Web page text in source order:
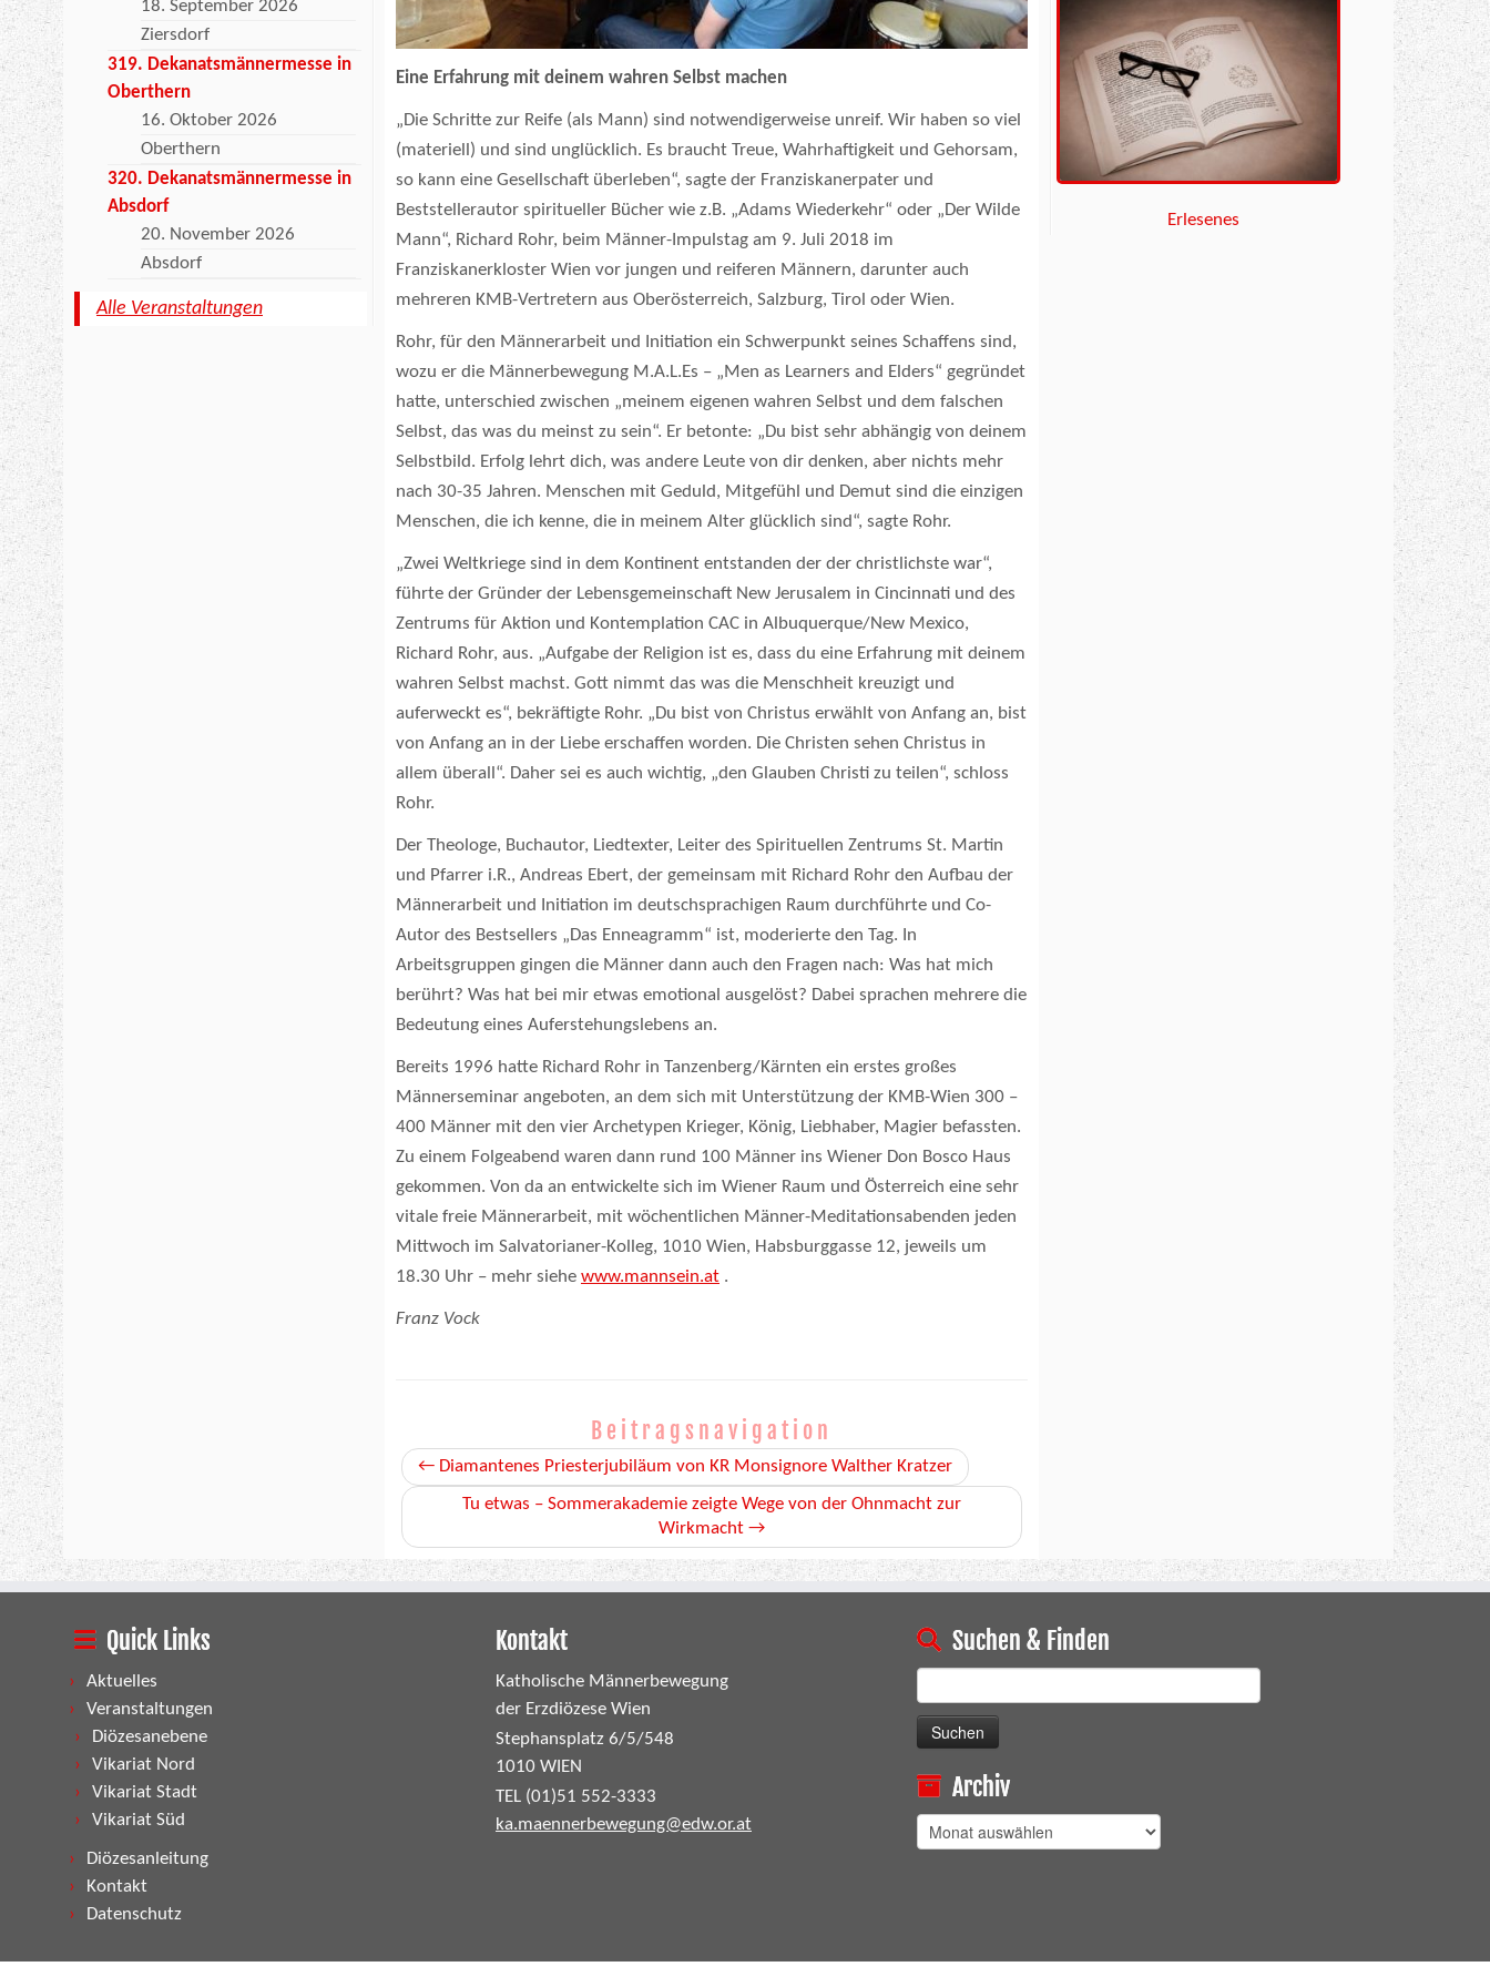
18. September 2026
Ziersdorf
319. Dekanatsmännermesse in
Oberthern
16. Oktober 2026
Oberthern
320. Dekanatsmännermesse in
Absdorf
20. November 2026
Absdorf
Alle Veranstaltungen
Eine Erfahrung mit deinem wahren Selbst machen
„Die Schritte zur Reife (als Mann) sind notwendigerweise unreif. Wir haben so viel
(materiell) und sind unglücklich. Es braucht Treue, Wahrhaftigkeit und Gehorsam,
so kann eine Gesellschaft überleben“, sagte der Franziskanerpater und
Beststellerautor spiritueller Bücher wie z.B. „Adams Wiederkehr“ oder „Der Wilde
Mann“, Richard Rohr, beim Männer-Impulstag am 9. Juli 2018 im
Franziskanerkloster Wien vor jungen und reiferen Männern, darunter auch
mehreren KMB-Vertretern aus Oberösterreich, Salzburg, Tirol oder Wien.
Rohr, für den Männerarbeit und Initiation ein Schwerpunkt seines Schaffens sind,
wozu er die Männerbewegung M.A.L.Es – „Men as Learners and Elders“ gegründet
hatte, unterschied zwischen „meinem eigenen wahren Selbst und dem falschen
Selbst, das was du meinst zu sein“. Er betonte: „Du bist sehr abhängig von deinem
Selbstbild. Erfolg lehrt dich, was andere Leute von dir denken, aber nichts mehr
nach 30-35 Jahren. Menschen mit Geduld, Mitgefühl und Demut sind die einzigen
Menschen, die ich kenne, die in meinem Alter glücklich sind“, sagte Rohr.
„Zwei Weltkriege sind in dem Kontinent entstanden der der christlichste war“,
führte der Gründer der Lebensgemeinschaft New Jerusalem in Cincinnati und des
Zentrums für Aktion und Kontemplation CAC in Albuquerque/New Mexico,
Richard Rohr, aus. „Aufgabe der Religion ist es, dass du eine Erfahrung mit deinem
wahren Selbst machst. Gott nimmt das was die Menschheit kreuzigt und
auferweckt es“, bekräftigte Rohr. „Du bist von Christus erwählt von Anfang an, bist
von Anfang an in der Liebe erschaffen worden. Die Christen sehen Christus in
allem überall“. Daher sei es auch wichtig, „den Glauben Christi zu teilen“, schloss
Rohr.
Der Theologe, Buchautor, Liedtexter, Leiter des Spirituellen Zentrums St. Martin
und Pfarrer i.R., Andreas Ebert, der gemeinsam mit Richard Rohr den Aufbau der
Männerarbeit und Initiation im deutschsprachigen Raum durchführte und Co-
Autor des Bestsellers „Das Enneagramm“ ist, moderierte den Tag. In
Arbeitsgruppen gingen die Männer dann auch den Fragen nach: Was hat mich
berührt? Was hat bei mir etwas emotional ausgelöst? Dabei sprachen mehrere die
Bedeutung eines Auferstehungslebens an.
Bereits 1996 hatte Richard Rohr in Tanzenberg/Kärnten ein erstes großes
Männerseminar angeboten, an dem sich mit Unterstützung der KMB-Wien 300 –
400 Männer mit den vier Archetypen Krieger, König, Liebhaber, Magier befassten.
Zu einem Folgeabend waren dann rund 100 Männer ins Wiener Don Bosco Haus
gekommen. Von da an entwickelte sich im Wiener Raum und Österreich eine sehr
vitale freie Männerarbeit, mit wöchentlichen Männer-Meditationsabenden jeden
Mittwoch im Salvatorianer-Kolleg, 1010 Wien, Habsburggasse 12, jeweils um
18.30 Uhr – mehr siehe www.mannsein.at .
Franz Vock
Beitragsnavigation
← Diamantenes Priesterjubiläum von KR Monsignore Walther Kratzer
Tu etwas – Sommerakademie zeigte Wege von der Ohnmacht zur
Wirkmacht →
Erlesenes
Quick Links
Aktuelles
Veranstaltungen
Diözesanebene
Vikariat Nord
Vikariat Stadt
Vikariat Süd
Diözesanleitung
Kontakt
Datenschutz
Kontakt
Katholische Männerbewegung
der Erzdiözese Wien
Stephansplatz 6/5/548
1010 WIEN
TEL (01)51 552-3333
ka.maennerbewegung@edw.or.at
Suchen & Finden
nach:
Archiv
Archiv